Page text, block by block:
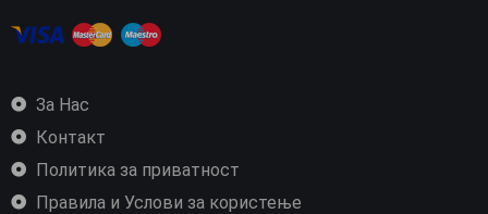
За Нас
Контакт
Политика за приватност
Правила и Услови за користење